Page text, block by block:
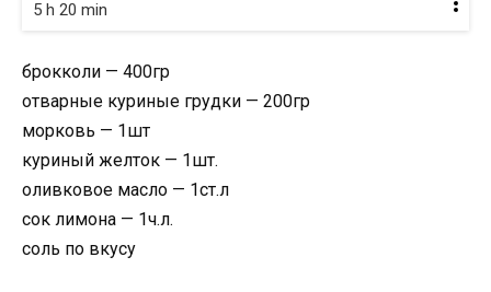
5 h 20 min
брокколи — 400гр
отварные куриные грудки — 200гр
морковь — 1шт
куриный желток — 1шт.
оливковое масло — 1ст.л
сок лимона — 1ч.л.
соль по вкусу